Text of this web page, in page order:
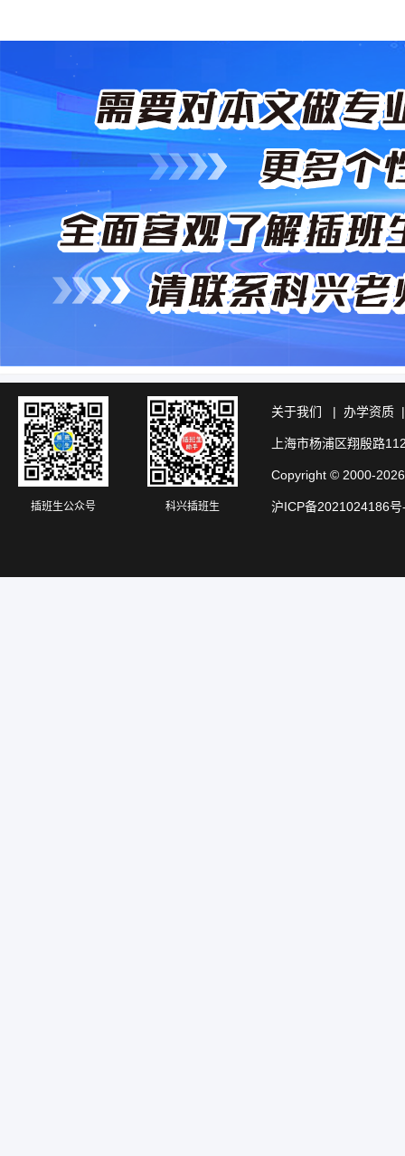
插班生公众号 科兴插班生
关于我们 | 办学资质
上海市杨浦区翔殷路
Copyright © 2000-
沪ICP备2021024186号